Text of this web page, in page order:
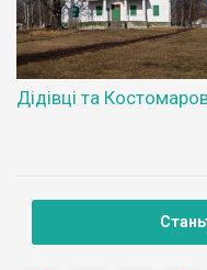
Дідівці та